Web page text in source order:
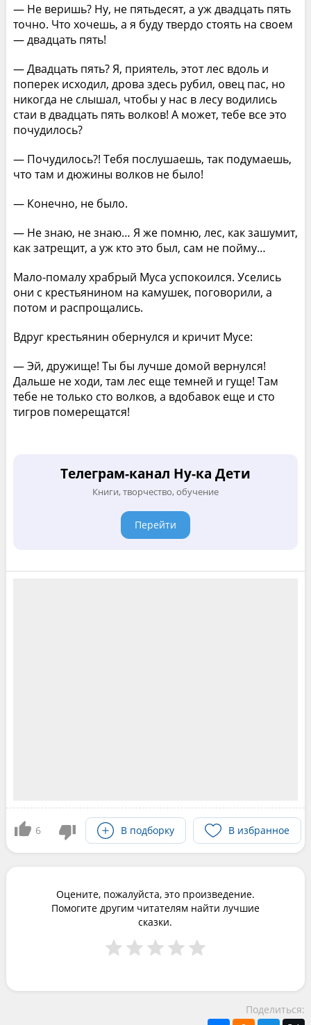
— Не веришь? Ну, не пятьдесят, а уж двадцать пять
точно. Что хочешь, а я буду твердо стоять на своем
— двадцать пять!
— Двадцать пять? Я, приятель, этот лес вдоль и
поперек исходил, дрова здесь рубил, овец пас, но
никогда не слышал, чтобы у нас в лесу водились
стаи в двадцать пять волков! А может, тебе все это
почудилось?
— Почудилось?! Тебя послушаешь, так подумаешь,
что там и дюжины волков не было!
— Конечно, не было.
— Не знаю, не знаю… Я же помню, лес, как зашумит,
как затрещит, а уж кто это был, сам не пойму…
Мало-помалу храбрый Муса успокоился. Уселись
они с крестьянином на камушек, поговорили, а
потом и распрощались.
Вдруг крестьянин обернулся и кричит Мусе:
— Эй, дружище! Ты бы лучше домой вернулся!
Дальше не ходи, там лес еще темней и гуще! Там
тебе не только сто волков, а вдобавок еще и сто
тигров померещатся!
Телеграм-канал Ну-ка Дети
Книги, творчество, обучение
Перейти
6 В подборку В избранное
Оцените, пожалуйста, это произведение.
Помогите другим читателям найти лучшие
сказки.
Поделиться: